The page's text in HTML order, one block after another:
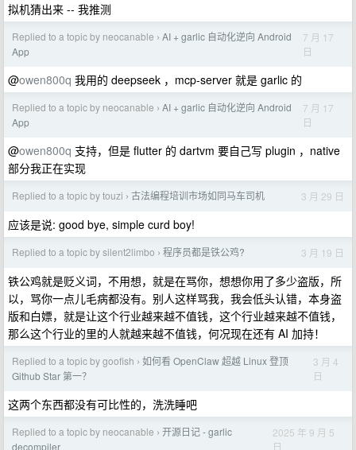
拟机猜出来 -- 我推测
Replied to a topic by neocanable › AI + garlic 自动化逆向 Android
App
7 月 17
日
@owen800q 我用的 deepseek ，mcp-server 就是 garlic 的
Replied to a topic by neocanable › AI + garlic 自动化逆向 Android
App
7 月 17
日
@owen800q 支持，但是 flutter 的 dartvm 要自己写 plugin ，native
部分我正在实现
Replied to a topic by touzi › 古法编程培训市场如同马车司机 3 月 29 日
应该是说: good bye, simple curd boy!
Replied to a topic by silent2limbo › 程序员都是铁公鸡? 3 月 19 日
铁公鸡就是贬义词，不用想，就是在骂你，想想你用了多少盗版，所
以，骂你一点儿毛病都没有。别人这样骂我，我会低头认错，本身盗
版和白嫖，就是让这个行业越来越不值钱，这个行业越来越不值钱，
那么这个行业的里的人就越来越不值钱，何况现在还有 AI 加持！
Replied to a topic by goofish › 如何看 OpenClaw 超越 Linux 登顶
Github Star 第一？
3 月 4
日
这两个东西都没有可比性的，洗洗睡吧
Replied to a topic by neocanable › 开源日记 - garlic
decompiler
2025 年 9 月 5
日